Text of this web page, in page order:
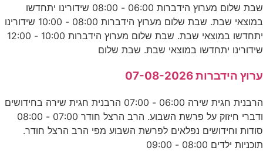
שבת שלום מערוץ הידברות 06:00 - 08:00 שידורינו יתחדשו
במוצאי שבת. שבת שלום מערוץ הידברות 08:00 - 10:00 שידורינו
יתחדשו במוצאי שבת. שבת שלום מערוץ הידברות 10:00 - 12:00
שידורינו יתחדשו במוצאי שבת. שבת שלום
ערוץ הידברות 07-08-2026
הרבנית חגית שירה 06:00 - 07:00 הרבנית חגית שירה בחידושים
ודברי חיזוק על פרשת השבוע. הרב הרצל חודר 07:00 - 08:00
סודות וחידושים נפלאים לפרשת השבוע מפי הרב הרצל חודר.
תוכניות ילדים 08:00 - 09:00